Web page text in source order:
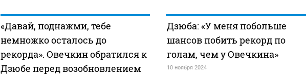
«Давай, поднажми, тебе
немножко осталось до
рекорда». Овечкин обратился к
Дзюбе перед возобновлением
Дзюба: «У меня побольше
шансов побить рекорд по
голам, чем у Овечкина»
10 ноября 2024